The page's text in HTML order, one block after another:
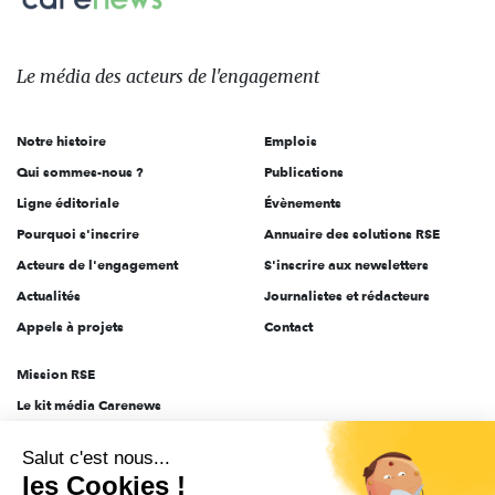
Le
des
l'engagement
Le média des acteurs de l'engagement
Notre histoire
Qui sommes-nous ?
Ligne éditoriale
Pourquoi s'inscrire
Acteurs de l'engagement
Actualités
Appels à projets
Emplois
Publications
Évènements
Annuaire des solutions RSE
S'inscrire aux newsletters
Journalistes et rédacteurs
Contact
Mission RSE
Le kit média Carenews
AEF info
Salut c'est nous...
les Cookies !